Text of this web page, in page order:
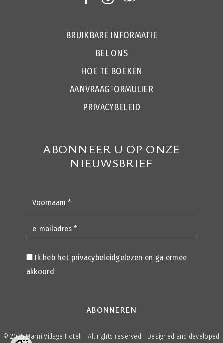
BRUIKBARE INFORMATIE
BEL ONS
HOE TE BOEKEN
AANVRAAGFORMULIER
PRIVACYBELEID
ABONNEER U OP ONZE
NIEUWSBRIEF
Ik heb het privacybeleidgelezen en ga ermee
akkoord
ABONNEREN
© 2025 Marni Village Hotel. | All rights reserved | Designed and developed